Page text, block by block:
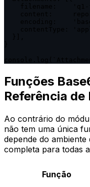
Funções
Referência
Ao contrário do
não tem uma única
depende do
completa para todas
Função